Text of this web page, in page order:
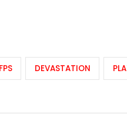
DEVASTATION